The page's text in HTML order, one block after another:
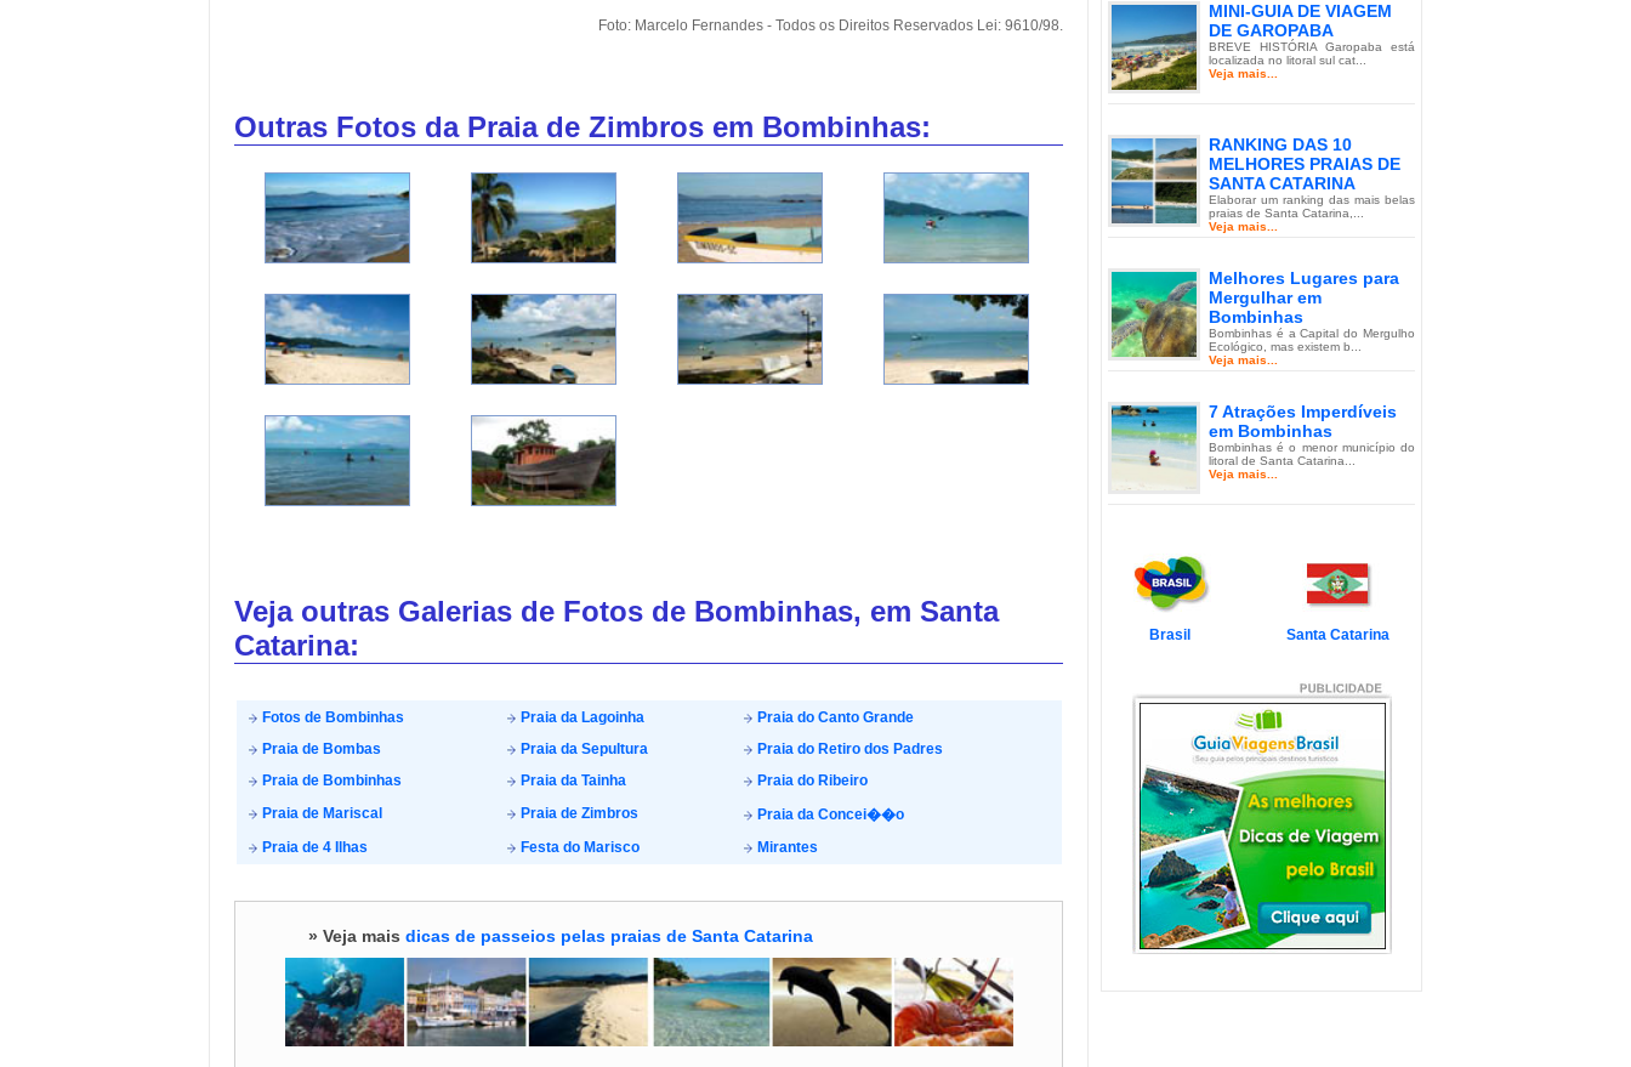
Foto: Marcelo Fernandes - Todos os Direitos Reservados Lei: 9610/98.
Outras Fotos da Praia de Zimbros em Bombinhas:
Veja outras Galerias de Fotos de Bombinhas, em Santa
Catarina:
Fotos de Bombinhas Praia da Lagoinha
Praia do Canto Grande
Praia de Bombas
Praia da Sepultura
Praia do Retiro dos Padres
Praia de Bombinhas
Praia da Tainha
Praia do Ribeiro
Praia de Mariscal
Praia de Zimbros
Praia da Concei��o
Praia de 4 Ilhas
Festa do Marisco Mirantes
» Veja mais dicas de passeios pelas praias de Santa Catarina
MINI-GUIA DE VIAGEM
DE GAROPABA
BREVE HISTÓRIA Garopaba está
localizada no litoral sul cat...
Veja mais...
RANKING DAS 10
MELHORES PRAIAS DE
SANTA CATARINA
Elaborar um ranking das mais belas
praias de Santa Catarina,...
Veja mais...
Melhores Lugares para
Mergulhar em
Bombinhas
Bombinhas é a Capital do Mergulho
Ecológico, mas existem b...
Veja mais...
7 Atrações Imperdíveis
em Bombinhas
Bombinhas é o menor município do
litoral de Santa Catarina...
Veja mais...
de Balneário Camboriú e
Balneário Camboriú é um passeio
em Florianópolis
Florianópolis é um dos destinos mais
desejados dos último...
Veja mais...
Garopaba e Região com
Crianças
Garopaba é um município de Santa
Catarina a 80 quilômetro...
Veja mais...
Litoral de Santa Catarina
Brasil Santa Catarina